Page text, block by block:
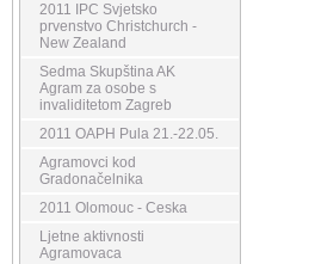
2011 IPC Svjetsko
prvenstvo Christchurch -
New Zealand
Sedma Skupština AK
Agram za osobe s
invaliditetom Zagreb
2011 OAPH Pula 21.-22.05.
Agramovci kod
Gradonačelnika
2011 Olomouc - Ceska
Ljetne aktivnosti
Agramovaca